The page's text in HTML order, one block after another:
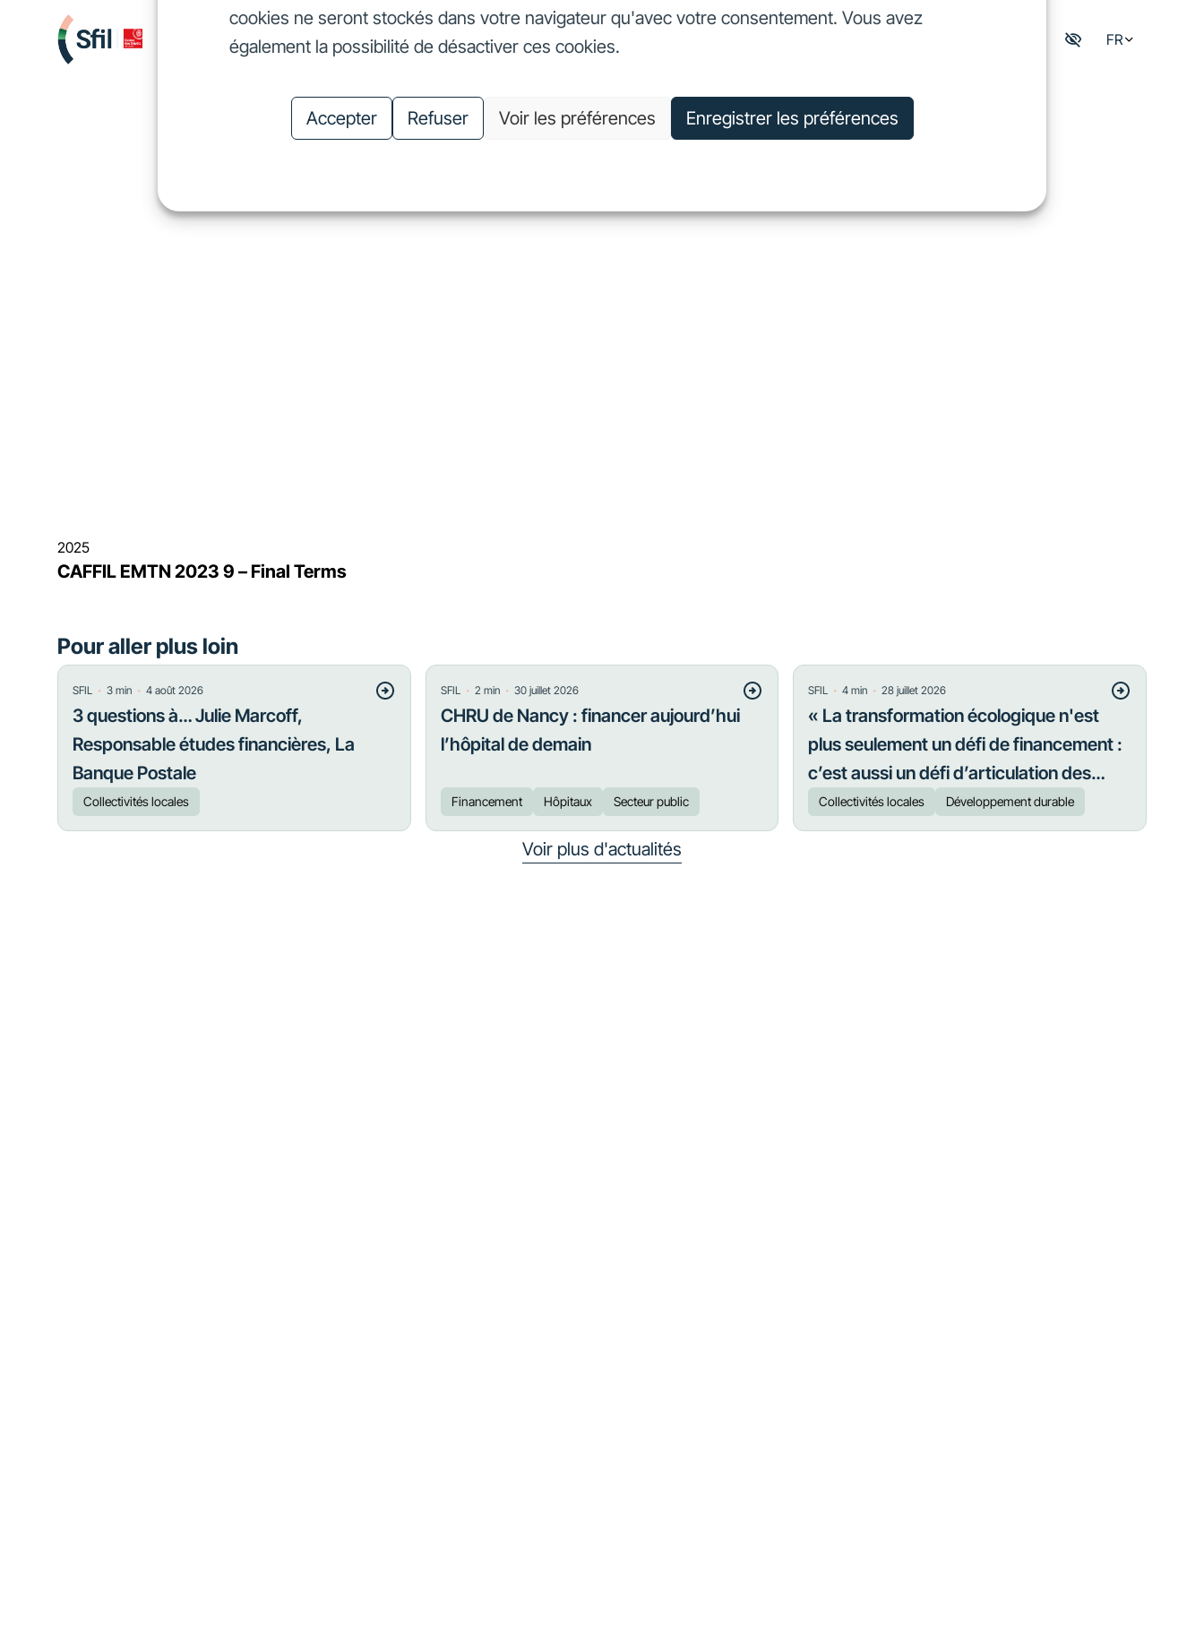
cookies ne seront stockés dans votre navigateur qu'avec votre consentement. Vous avez
également la possibilité de désactiver ces cookies.
Accepter Refuser Voir les préférences Enregistrer les préférences
Nous finançons
Nous finançons
Investisseurs
Investisseurs
Nos engagements
Nos engagements
Nous connaître FR
2025
CAFFIL EMTN 2023 9 – Final Terms
Pour aller plus loin
SFIL ・ 3 min ・ 4 août 2026
3 questions à… Julie Marcoff,
Responsable études financières, La
Banque Postale
Collectivités locales
SFIL・ 2 min・ 30 juillet 2026
CHRU de Nancy : financer aujourd’hui
l’hôpital de demain
Financement Hôpitaux Secteur public
SFIL ・4 min ・28 juillet 2026
« La transformation écologique n'est
plus seulement un défi de financement :
c’est aussi un défi d’articulation des
priorités »
Collectivités locales Développement durable
Voir plus d'actualités